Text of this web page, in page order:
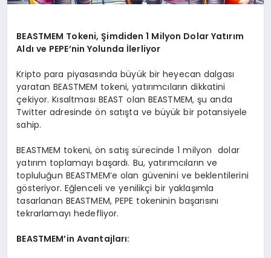
BEASTMEM Tokeni, Şimdiden 1 Milyon Dolar Yatırım
Aldı ve PEPE’nin Yolunda İlerliyor
Kripto para piyasasında büyük bir heyecan dalgası
yaratan BEASTMEM tokeni, yatırımcıların dikkatini
çekiyor. Kısaltması BEAST olan BEASTMEM, şu anda
Twitter adresinde ön satışta ve büyük bir potansiyele
sahip.
BEASTMEM tokeni, ön satış sürecinde 1 milyon dolar
yatırım toplamayı başardı. Bu, yatırımcıların ve
topluluğun BEASTMEM’e olan güvenini ve beklentilerini
gösteriyor. Eğlenceli ve yenilikçi bir yaklaşımla
tasarlanan BEASTMEM, PEPE tokeninin başarısını
tekrarlamayı hedefliyor.
BEASTMEM’in Avantajları: